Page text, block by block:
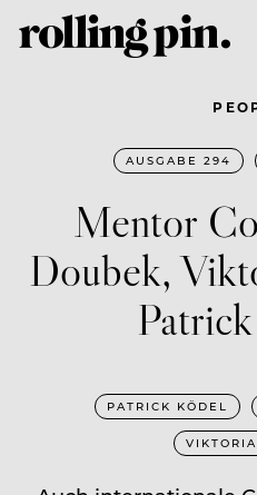
AUSGABE 294
Mentor
Doubek,
PATRICK KÖDEL